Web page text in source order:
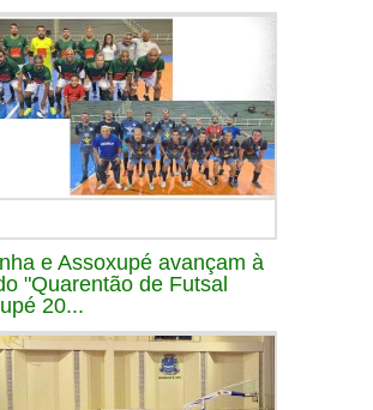
e Assoxupé avançam à
"Quarentão de Futsal
20...